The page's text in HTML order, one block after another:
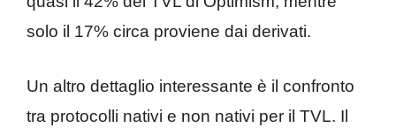
solo il 17% circa proviene dai derivati.
Un altro dettaglio interessante è il confronto
tra protocolli nativi e non nativi per il TVL. Il